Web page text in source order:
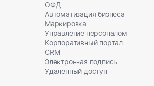
ОФД
Автоматизация бизнеса
Маркировка
Управление персоналом
Корпоративный портал
CRM
Электронная подпись
Удаленный доступ